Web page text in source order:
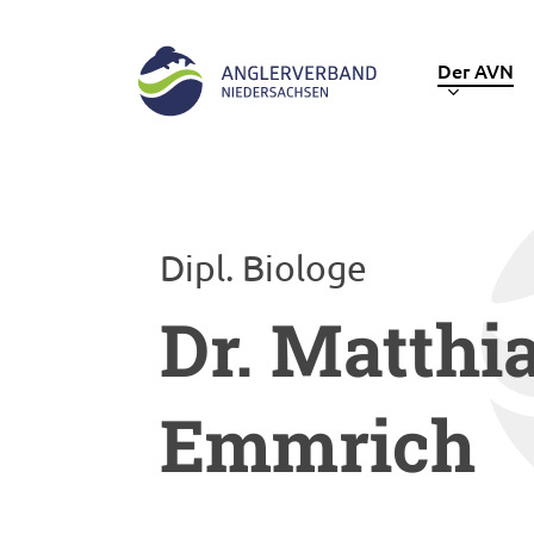
Der AVN
Dipl. Biologe
Dr.
Emmrich